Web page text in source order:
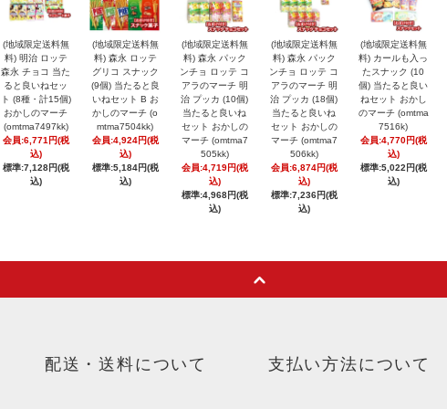
(地域限定送料無
料) 明治 ロッテ
森永 チョコ 当た
ると良いねセッ
ト (8種・計15個)
おかしのマーチ
(omtma7497kk)
会員:6,771円(税
込)
標準:7,128円(税
込)
(地域限定送料無
料) 森永 ロッテ
グリコ スナック
(9個) 当たると良
いねセット B お
かしのマーチ (o
mtma7504kk)
会員:4,924円(税
込)
標準:5,184円(税
込)
(地域限定送料無
料) 森永 パック
ンチョ ロッテ コ
アラのマーチ 明
治 プッカ (10個)
当たると良いね
セット おかしの
マーチ (omtma7
505kk)
会員:4,719円(税
込)
標準:4,968円(税
込)
(地域限定送料無
料) 森永 パック
ンチョ ロッテ コ
アラのマーチ 明
治 プッカ (18個)
当たると良いね
セット おかしの
マーチ (omtma7
506kk)
会員:6,874円(税
込)
標準:7,236円(税
込)
(地域限定送料無
料) カールも入っ
たスナック (10
個) 当たると良い
ねセット おかし
のマーチ (omtma
7516k)
会員:4,770円(税
込)
標準:5,022円(税
込)
配送・送料について 支払い方法について